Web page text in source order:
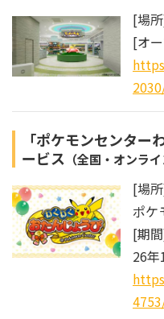
[場
[オ
「ポケモンセンター
ービス （全国・オンライ
[場
ポケ
[期
26年